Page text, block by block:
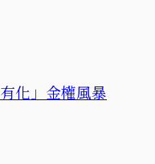
化」金權風暴